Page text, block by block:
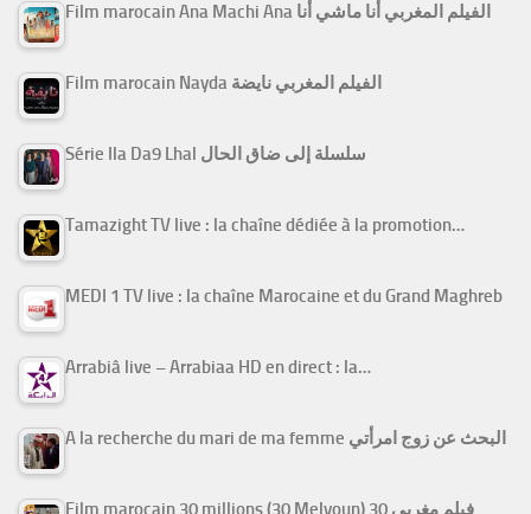
Film marocain Ana Machi Ana الفيلم المغربي أنا ماشي أنا
Film marocain Nayda الفيلم المغربي نايضة
Série Ila Da9 Lhal سلسلة إلى ضاق الحال
Tamazight TV live : la chaîne dédiée à la promotion…
MEDI 1 TV live : la chaîne Marocaine et du Grand Maghreb
Arrabiâ live – Arrabiaa HD en direct : la…
A la recherche du mari de ma femme البحث عن زوج امرأتي
Film marocain 30 millions (30 Melyoun) فيلم مغربي 30